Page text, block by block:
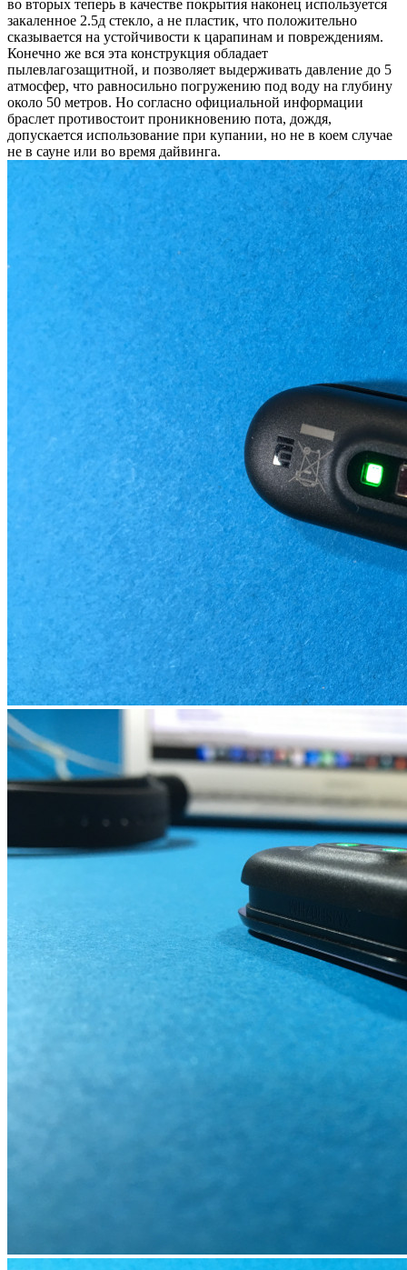
во вторых теперь в качестве покрытия наконец используется
закаленное 2.5д стекло, а не пластик, что положительно
сказывается на устойчивости к царапинам и повреждениям.
Конечно же вся эта конструкция обладает
пылевлагозащитной, и позволяет выдерживать давление до 5
атмосфер, что равносильно погружению под воду на глубину
около 50 метров. Но согласно официальной информации
браслет противостоит проникновению пота, дождя,
допускается использование при купании, но не в коем случае
не в сауне или во время дайвинга.